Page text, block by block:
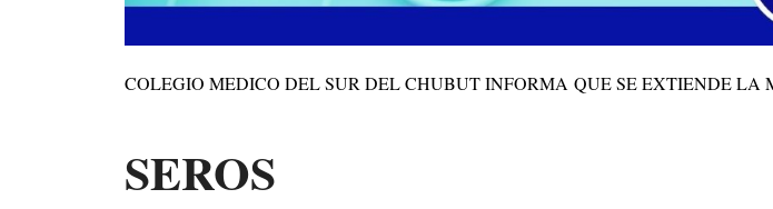
COLEGIO MEDICO DEL SUR DEL CHUBUT INFORMA QUE SE EXTIENDE LA
SEROS